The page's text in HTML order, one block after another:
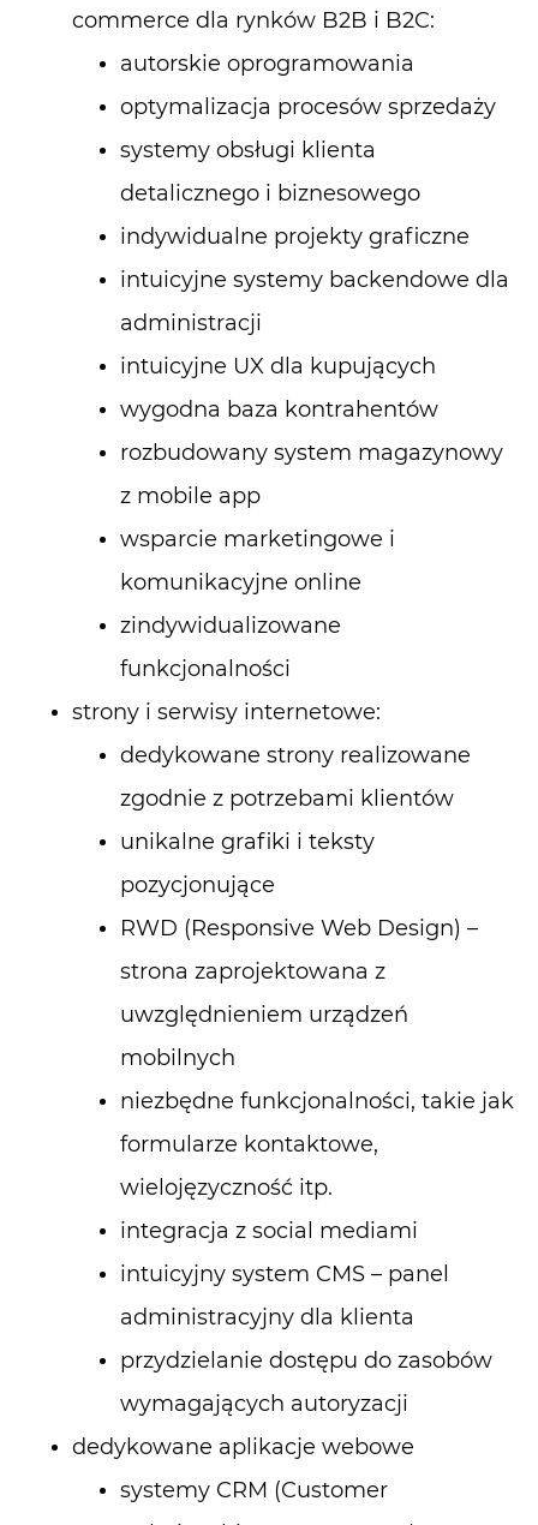
commerce dla rynków B2B i B2C:
autorskie oprogramowania
optymalizacja procesów sprzedaży
systemy obsługi klienta
detalicznego i biznesowego
indywidualne projekty graficzne
intuicyjne systemy backendowe dla
administracji
intuicyjne UX dla kupujących
wygodna baza kontrahentów
rozbudowany system magazynowy
z mobile app
wsparcie marketingowe i
komunikacyjne online
zindywidualizowane
funkcjonalności
strony i serwisy internetowe:
dedykowane strony realizowane
zgodnie z potrzebami klientów
unikalne grafiki i teksty
pozycjonujące
RWD (Responsive Web Design) –
strona zaprojektowana z
uwzględnieniem urządzeń
mobilnych
niezbędne funkcjonalności, takie jak
formularze kontaktowe,
wielojęzyczność itp.
integracja z social mediami
intuicyjny system CMS – panel
administracyjny dla klienta
przydzielanie dostępu do zasobów
wymagających autoryzacji
dedykowane aplikacje webowe
systemy CRM (Customer